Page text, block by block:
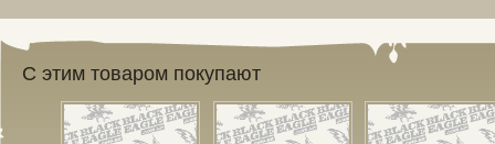
С этим товаром покупают